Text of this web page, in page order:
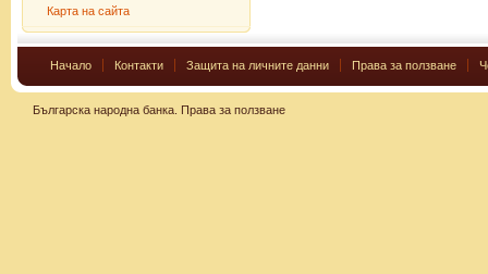
Карта на сайта
Начало Контакти Защита на личните данни Права за ползване
Българска народна банка. Права за ползване